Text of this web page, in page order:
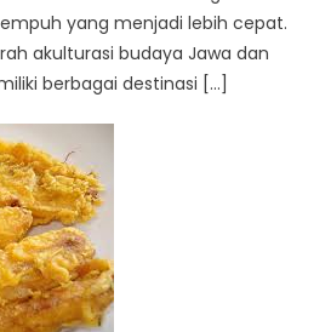
yang menjadi lebih cepat.
akulturasi budaya Jawa dan
berbagai destinasi […]